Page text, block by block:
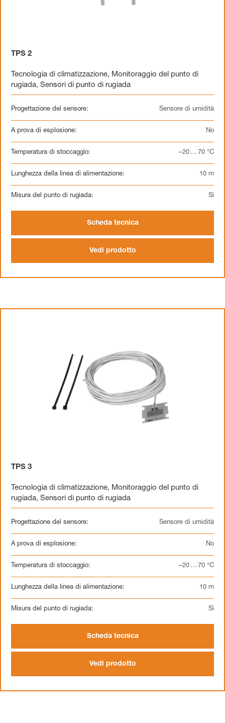
TPS 2
Tecnologia di climatizzazione, Monitoraggio del punto di
rugiada, Sensori di punto di rugiada
Progettazione del sensore: Sensore di umidità
A prova di esplosione: No
Temperatura di stoccaggio: –20 … 70 °C
Lunghezza della linea di alimentazione: 10 m
Misura del punto di rugiada: Sì
Scheda tecnica
Vedi prodotto
TPS 3
Tecnologia di climatizzazione, Monitoraggio del punto di
rugiada, Sensori di punto di rugiada
Progettazione del sensore: Sensore di umidità
A prova di esplosione: No
Temperatura di stoccaggio: –20 … 70 °C
Lunghezza della linea di alimentazione: 10 m
Misura del punto di rugiada: Sì
Scheda tecnica
Vedi prodotto